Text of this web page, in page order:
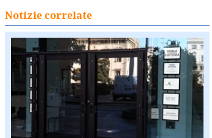
Notizie correlate